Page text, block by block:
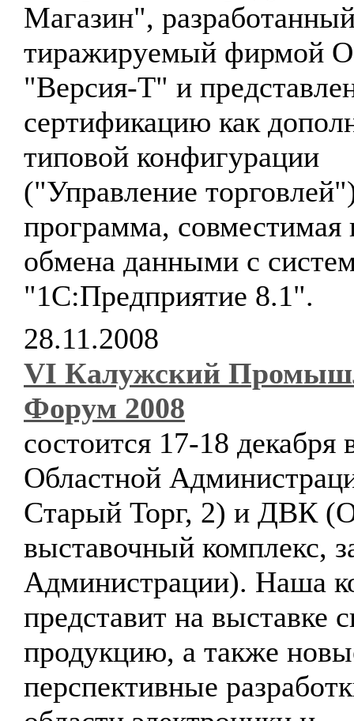
Магазин",
тиражируемый фирмой
"Версия-Т" и
сертификацию как
типовой конфигурации
("Управление
программа, совместимая
обмена данными с
"1С:Предприятие 8.1".
28.11.2008
VI Калужский
Форум 2008
состоится 17-18 декабря
Областной
Старый Торг, 2) и ДВК
выставочный комплекс,
Администрации). Наша
представит на выставке
продукцию, а также
перспективные